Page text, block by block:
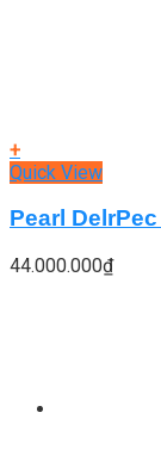
+
Quick View
Pearl
44.000.000₫